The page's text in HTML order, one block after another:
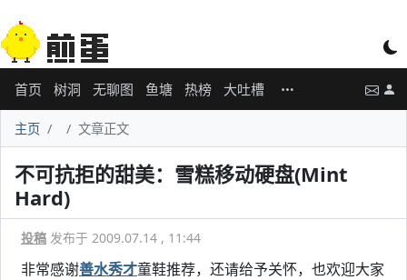
首页 树洞 无聊图 鱼塘 热榜 大吐槽
主页 文章正文
不可抗拒的甜美：雪糕移动硬盘(Mint
Hard)
投稿 发布于 2009.07.14 , 11:44
非常感谢善水秀才童鞋推荐，还请给予关怀，也欢迎大家